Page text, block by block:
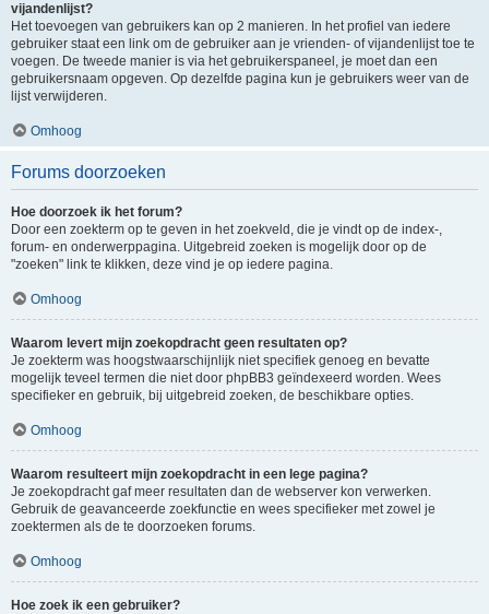
vijandenlijst?
Het toevoegen van gebruikers kan op 2 manieren. In het profiel van iedere
gebruiker staat een link om de gebruiker aan je vrienden- of vijandenlijst toe te
voegen. De tweede manier is via het gebruikerspaneel, je moet dan een
gebruikersnaam opgeven. Op dezelfde pagina kun je gebruikers weer van de
lijst verwijderen.
Omhoog
Forums doorzoeken
Hoe doorzoek ik het forum?
Door een zoekterm op te geven in het zoekveld, die je vindt op de index-,
forum- en onderwerppagina. Uitgebreid zoeken is mogelijk door op de
"zoeken" link te klikken, deze vind je op iedere pagina.
Omhoog
Waarom levert mijn zoekopdracht geen resultaten op?
Je zoekterm was hoogstwaarschijnlijk niet specifiek genoeg en bevatte
mogelijk teveel termen die niet door phpBB3 geïndexeerd worden. Wees
specifieker en gebruik, bij uitgebreid zoeken, de beschikbare opties.
Omhoog
Waarom resulteert mijn zoekopdracht in een lege pagina?
Je zoekopdracht gaf meer resultaten dan de webserver kon verwerken.
Gebruik de geavanceerde zoekfunctie en wees specifieker met zowel je
zoektermen als de te doorzoeken forums.
Omhoog
Hoe zoek ik een gebruiker?